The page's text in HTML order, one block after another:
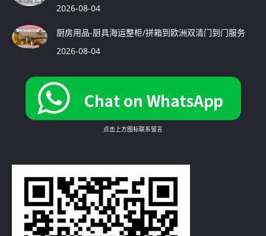
2026-08-04
厨房用品-厨具海运整柜/拼箱到欧洲双清门到门服务
2026-08-04
点击上方图标联系留言